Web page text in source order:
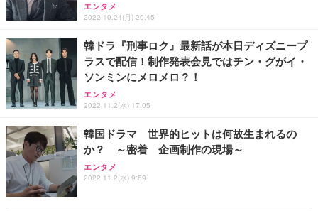
エンタメ
2022.10.24(月) 20:45
韓ドラ『刑事ロク』最新話が本日ディズニープ
ラスで配信！制作発表会見ではチン・グがイ・
ソンミンにメロメロ？！
エンタメ
2022.11.2(水) 17:05
韓国ドラマ 世界的ヒットは何故生まれるの
か？ ～密着 企画制作の現場～
エンタメ
2022.11.2(水) 9:59